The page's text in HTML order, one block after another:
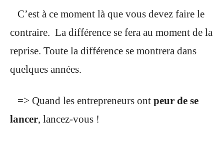
C’est à ce moment là que vous devez faire le
contraire. La différence se fera au moment de la
reprise. Toute la différence se montrera dans
quelques années.
=> Quand les entrepreneurs ont peur de se
lancer, lancez-vous !